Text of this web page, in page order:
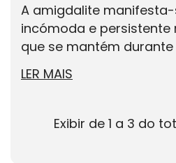
A amigdalite
incómoda e persistente
que se mantém durante
LER MAIS
Exibir de 1 a 3 do